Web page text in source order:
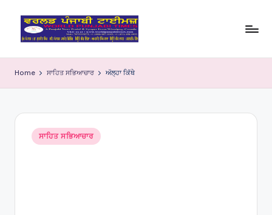
o
rl
d
Home ਸਾਹਿਤ ਸਭਿਆਚਾਰ ਅੱਲ੍ਹਾ ਕਿੱਥੇ
Posted
in
ਸਾਹਿਤ ਸਭਿਆਚਾਰ